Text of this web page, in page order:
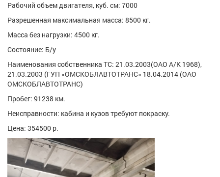
Рабочий объем двигателя, куб. см: 7000
Разрешенная максимальная масса: 8500 кг.
Масса без нагрузки: 4500 кг.
Состояние: Б/у
Наименования собственника ТС: 21.03.2003(ОАО А/К 1968),
21.03.2003 (ГУП «ОМСКОБЛАВТОТРАНС» 18.04.2014 (ОАО
ОМСКОБЛАВТОТРАНС)
Пробег: 91238 км.
Неисправности: кабина и кузов требуют покраску.
Цена: 354500 р.